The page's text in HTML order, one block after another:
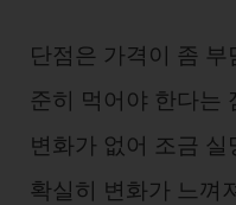
단점은 가격이 좀
준히 먹어야 한다는
변화가 없어 조금
확실히 변화가 느껴